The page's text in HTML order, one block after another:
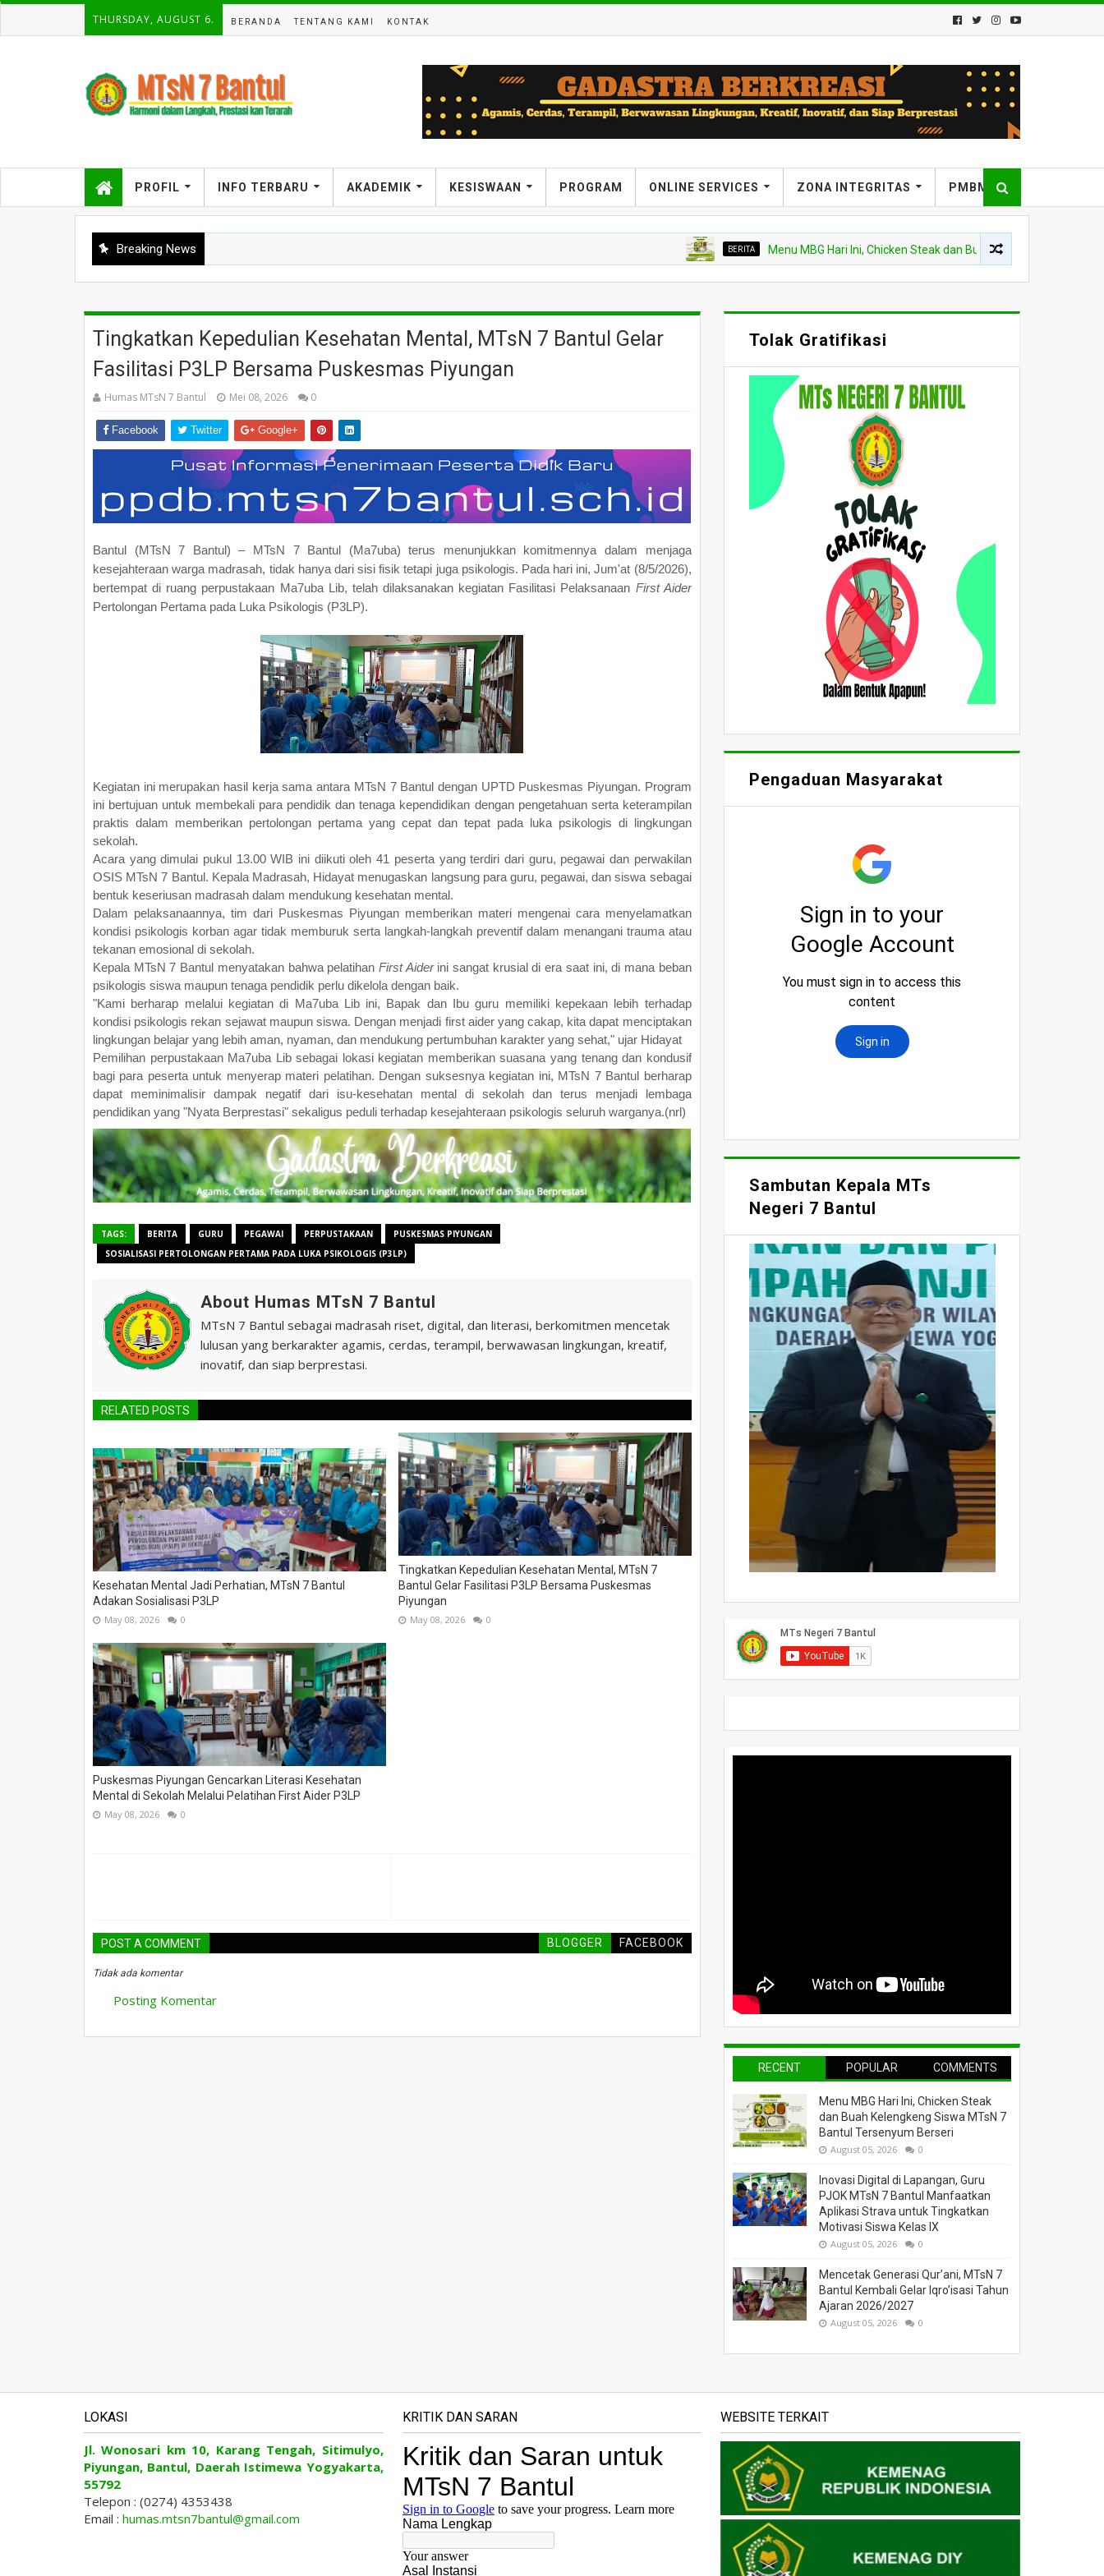
THURSDAY, AUGUST 6. BERANDA TENTANG KAMI KONTAK
PROFIL INFO TERBARU AKADEMIK KESISWAAN PROGRAM ONLINE SERVICES ZONA INTEGRITAS PMBM
Breaking News BERITA Menu MBG Hari Ini, Chicken Steak dan Buah Kelengkeng Siswa MTsN 7
Tingkatkan Kepedulian Kesehatan Mental, MTsN 7 Bantul Gelar
Fasilitasi P3LP Bersama Puskesmas Piyungan
Humas MTsN 7 Bantul Mei 08, 2026 0
Facebook Twitter Google+
Bantul (MTsN 7 Bantul) – MTsN 7 Bantul (Ma7uba) terus menunjukkan komitmennya dalam menjaga
kesejahteraan warga madrasah, tidak hanya dari sisi fisik tetapi juga psikologis. Pada hari ini, Jum'at (8/5/2026),
bertempat di ruang perpustakaan Ma7uba Lib, telah dilaksanakan kegiatan Fasilitasi Pelaksanaan First Aider
Pertolongan Pertama pada Luka Psikologis (P3LP).
Kegiatan ini merupakan hasil kerja sama antara MTsN 7 Bantul dengan UPTD Puskesmas Piyungan. Program
ini bertujuan untuk membekali para pendidik dan tenaga kependidikan dengan pengetahuan serta keterampilan
praktis dalam memberikan pertolongan pertama yang cepat dan tepat pada luka psikologis di lingkungan
sekolah.
Acara yang dimulai pukul 13.00 WIB ini diikuti oleh 41 peserta yang terdiri dari guru, pegawai dan perwakilan
OSIS MTsN 7 Bantul. Kepala Madrasah, Hidayat menugaskan langsung para guru, pegawai, dan siswa sebagai
bentuk keseriusan madrasah dalam mendukung kesehatan mental.
Dalam pelaksanaannya, tim dari Puskesmas Piyungan memberikan materi mengenai cara menyelamatkan
kondisi psikologis korban agar tidak memburuk serta langkah-langkah preventif dalam menangani trauma atau
tekanan emosional di sekolah.
Kepala MTsN 7 Bantul menyatakan bahwa pelatihan First Aiderini sangat krusial di era saat ini, di mana beban
psikologis siswa maupun tenaga pendidik perlu dikelola dengan baik.
"Kami berharap melalui kegiatan di Ma7uba Lib ini, Bapak dan Ibu guru memiliki kepekaan lebih terhadap
kondisi psikologis rekan sejawat maupun siswa. Dengan menjadi first aider yang cakap, kita dapat menciptakan
lingkungan belajar yang lebih aman, nyaman, dan mendukung pertumbuhan karakter yang sehat," ujar Hidayat
Pemilihan perpustakaan Ma7uba Lib sebagai lokasi kegiatan memberikan suasana yang tenang dan kondusif
bagi para peserta untuk menyerap materi pelatihan. Dengan suksesnya kegiatan ini, MTsN 7 Bantul berharap
dapat meminimalisir dampak negatif dari isu-kesehatan mental di sekolah dan terus menjadi lembaga
pendidikan yang "Nyata Berprestasi" sekaligus peduli terhadap kesejahteraan psikologis seluruh warganya.(nrl)
TAGS: BERITA GURU PEGAWAI PERPUSTAKAAN
PUSKESMAS PIYUNGAN
SOSIALISASI PERTOLONGAN PERTAMA PADA LUKA PSIKOLOGIS (P3LP)
About Humas MTsN 7 Bantul
MTsN 7 Bantul sebagai madrasah riset, digital, dan literasi, berkomitmen mencetak
lulusan yang berkarakter agamis, cerdas, terampil, berwawasan lingkungan, kreatif,
inovatif, dan siap berprestasi.
RELATED POSTS
Kesehatan Mental Jadi Perhatian, MTsN 7 Bantul
Adakan Sosialisasi P3LP
May 08, 2026 0
Tingkatkan Kepedulian Kesehatan Mental, MTsN 7
Bantul Gelar Fasilitasi P3LP Bersama Puskesmas
Piyungan
May 08, 2026 0
Puskesmas Piyungan Gencarkan Literasi Kesehatan
Mental di Sekolah Melalui Pelatihan First Aider P3LP
May 08, 2026 0
POST A COMMENT BLOGGER FACEBOOK
Tidak ada komentar
Posting Komentar
Tolak Gratifikasi
Pengaduan Masyarakat
Sambutan Kepala MTs
Negeri 7 Bantul
RECENT POPULAR COMMENTS
Menu MBG Hari Ini, Chicken Steak
dan Buah Kelengkeng Siswa MTsN 7
Bantul Tersenyum Berseri
August 05, 2026 0
Inovasi Digital di Lapangan, Guru
PJOK MTsN 7 Bantul Manfaatkan
Aplikasi Strava untuk Tingkatkan
Motivasi Siswa Kelas IX
August 05, 2026 0
Mencetak Generasi Qur’ani, MTsN 7
Bantul Kembali Gelar Iqro’isasi Tahun
Ajaran 2026/2027
August 05, 2026 0
LOKASI
Jl. Wonosari km 10, Karang Tengah, Sitimulyo,
Piyungan, Bantul, Daerah Istimewa Yogyakarta,
55792
Telepon : (0274) 4353438
Email : humas.mtsn7bantul@gmail.com
KRITIK DAN SARAN WEBSITE TERKAIT